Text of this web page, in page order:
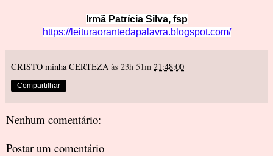
Irmã Patrícia Silva, fsp
https://leituraorantedapalavra.blogspot.com/
CRISTO minha CERTEZA às 23h 51m 21:48:00
Compartilhar
Nenhum comentário:
Postar um comentário